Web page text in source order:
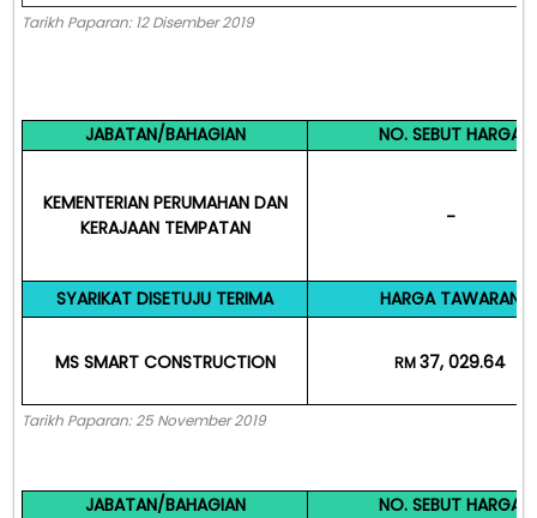
Tarikh Paparan: 12 Disember 2019
JABATAN/BAHAGIAN NO. SEBUT HARGA
KEMENTERIAN PERUMAHAN DAN
KERAJAAN TEMPATAN
-
SYARIKAT DISETUJU TERIMA HARGA TAWARAN
MS SMART CONSTRUCTION RM37, 029.64
Tarikh Paparan: 25 November 2019
JABATAN/BAHAGIAN NO. SEBUT HARGA